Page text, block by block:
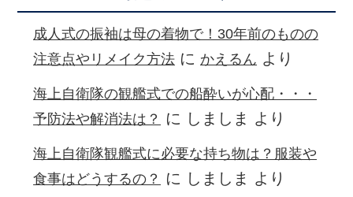
成人式の振袖は母の着物で！30年前のものの
注意点やリメイク方法 に かえるん より
海上自衛隊の観艦式での船酔いが心配・・・
予防法や解消法は？
に しましま より
海上自衛隊観艦式に必要な持ち物は？服装や
食事はどうするの？
に しましま より